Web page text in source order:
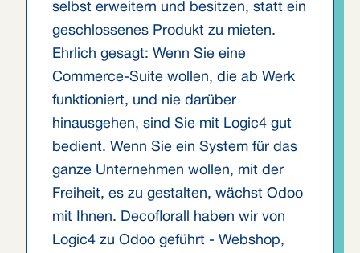
selbst erweitern und besitzen, statt ein
geschlossenes Produkt zu mieten.
Ehrlich gesagt: Wenn Sie eine
Commerce-Suite wollen, die ab Werk
funktioniert, und nie darüber
hinausgehen, sind Sie mit Logic4 gut
bedient. Wenn Sie ein System für das
ganze Unternehmen wollen, mit der
Freiheit, es zu gestalten, wächst Odoo
mit Ihnen. Decoflorall haben wir von
Logic4 zu Odoo geführt - Webshop,